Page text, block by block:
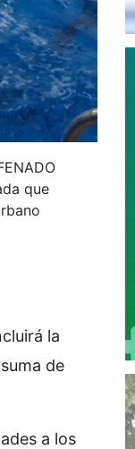
que
la
de
a los